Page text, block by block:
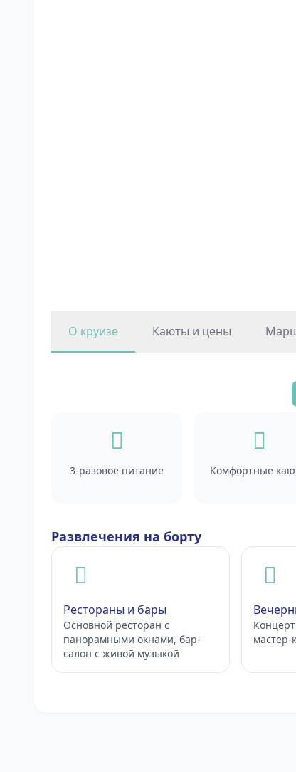
О круизе Каюты и цены
3-разовое питание Комфортные
Развлечения на борту
Рестораны и бары
Основной ресторан с
панорамными окнами, бар-
салон с живой музыкой
мастер-